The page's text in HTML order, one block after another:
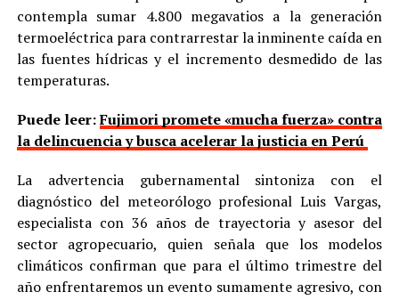
contempla sumar 4.800 megavatios a la generación
termoeléctrica para contrarrestar la inminente caída en
las fuentes hídricas y el incremento desmedido de las
temperaturas.
Puede leer:Fujimori promete «mucha fuerza» contra
la delincuencia y busca acelerar la justicia en Perú
La advertencia gubernamental sintoniza con el
diagnóstico del meteorólogo profesional Luis Vargas,
especialista con 36 años de trayectoria y asesor del
sector agropecuario, quien señala que los modelos
climáticos confirman que para el último trimestre del
año enfrentaremos un evento sumamente agresivo, con